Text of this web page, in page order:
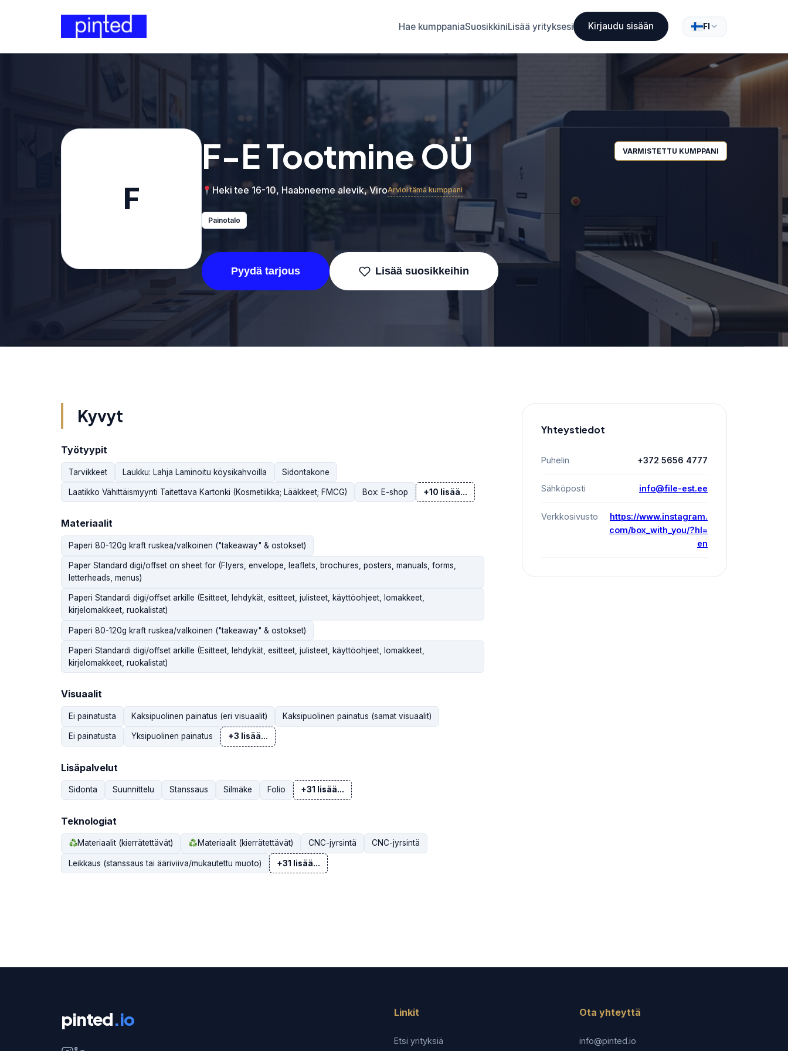
Hae kumppaniaSuosikkiniLisää yrityksesi Kirjaudu sisään FI
F
F-E Tootmine OÜ VARMISTETTU KUMPPANI
Heki tee 16-10, Haabneeme alevik, ViroArvioi tämä kumppani
Painotalo
Pyydä tarjous Lisää suosikkeihin
Kyvyt
Työtyypit
Tarvikkeet Laukku: Lahja Laminoitu köysikahvoilla Sidontakone
Laatikko Vähittäismyynti Taitettava Kartonki (Kosmetiikka; Lääkkeet; FMCG) Box: E-shop +10 lisää...
Materiaalit
Paperi 80-120g kraft ruskea/valkoinen ("takeaway" & ostokset)
Paper Standard digi/offset on sheet for (Flyers, envelope, leaflets, brochures, posters, manuals, forms,
letterheads, menus)
Paperi Standardi digi/offset arkille (Esitteet, lehdykät, esitteet, julisteet, käyttöohjeet, lomakkeet,
kirjelomakkeet, ruokalistat)
Paperi 80-120g kraft ruskea/valkoinen ("takeaway" & ostokset)
Paperi Standardi digi/offset arkille (Esitteet, lehdykät, esitteet, julisteet, käyttöohjeet, lomakkeet,
kirjelomakkeet, ruokalistat)
Visuaalit
Ei painatusta Kaksipuolinen painatus (eri visuaalit) Kaksipuolinen painatus (samat visuaalit)
Ei painatusta Yksipuolinen painatus +3 lisää...
Lisäpalvelut
Sidonta Suunnittelu Stanssaus Silmäke Folio +31 lisää...
Teknologiat
Materiaalit (kierrätettävät) Materiaalit (kierrätettävät) CNC-jyrsintä CNC-jyrsintä
Leikkaus (stanssaus tai ääriviiva/mukautettu muoto) +31 lisää...
Yhteystiedot
Puhelin +372 5656 4777
Sähköposti info@file-est.ee
Verkkosivusto
https://www.instagram.
com/box_with_you/?hl=
en
pinted.io Linkit
Etsi yrityksiä
Ota yhteyttä
info@pinted.io